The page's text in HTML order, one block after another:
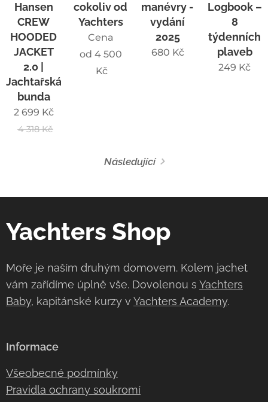
Hansen
CREW
HOODED
JACKET
2.0 |
Jachtařská
bunda
2 699 Kč
4 318Kč
cokoliv od
Yachters
Cena
od 4 500
Kč
manévry -
vydání
2025
680 Kč
Logbook –
8
týdenních
plaveb
249 Kč
Následující
Yachters Shop
Moře je naším druhým domovem. Kolem jachet
vám zařídíme úplně vše. Dovolenou s Yachters
Baby, kapitánské kurzy v Yachters Academy.
Informace
Všeobecné podmínky
Pravidla ochrany soukromí